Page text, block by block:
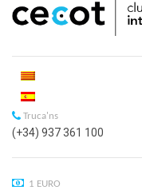
Truca'ns
(+34) 937 361 100
1 EURO